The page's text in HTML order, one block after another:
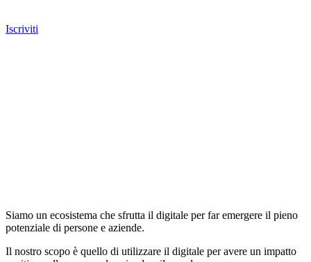
Iscriviti
Siamo un ecosistema che sfrutta il digitale per far emergere il pieno
potenziale di persone e aziende.
Il nostro scopo è quello di utilizzare il digitale per avere un impatto